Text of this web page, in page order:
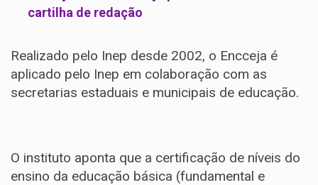
cartilha de redação
Realizado pelo Inep desde 2002, o Encceja é
aplicado pelo Inep em colaboração com as
secretarias estaduais e municipais de educação.
O instituto aponta que a certificação de níveis do
ensino da educação básica (fundamental e